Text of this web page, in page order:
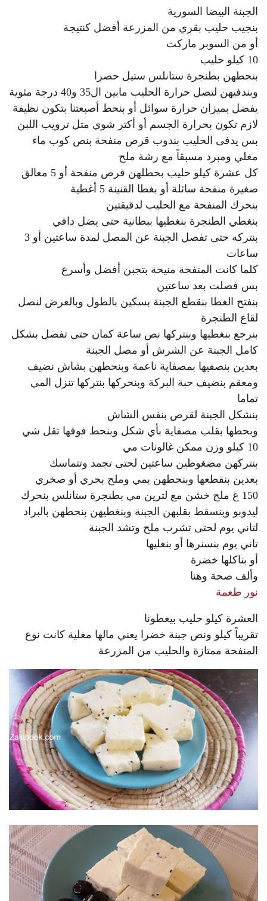
الجبنة البيضا السورية
بنجيب حليب بقري من المزرعة أفضل كنتيجة
أو من السوبر ماركت
10 كيلو حليب
بنحطهن بطنجرة ستانلس ستيل حصرا
وبندفيهن لتصل حرارة الحليب مابين ال35 و40 درجة مئوية
يفضل بميزان حرارة سوائل أو بنحط أصبعتنا بتكون نظيفة
لازم تكون بحرارة الجسم أو أكتر شوي متل ترويب اللبن
بس يدفى الحليب بندوب قرص منفحة بنص كوب ماء
مغلي ومبرد مسبقاً مع رشة ملح
كل عشرة كيلو حليب بحطلهن قرص منفحة أو 5 معالق
صغيرة منفحة سائلة أو بغطا القنينة 5 أغطية
بنحرك المنفحة مع الحليب لدقيقتين
بنغطي الطنجرة بنغطيها ببطانية حتى يضل دافي
بنتركه حتى تفصل الجبنة عن المصل لمدة ساعتين أو 3
ساعات
كلما كانت المنفحة منيحة بتجبن أفضل وأسرع
بس فصلت بعد ساعتين
بنفتح الغطا بنقطع الجبنة بسكين بالطول وبالعرض لنصل
لقاع الطنجرة
بنرجع بنغطيها وبنتركها نص ساعة كمان حتى تفصل بشكل
كامل الجبنة عن الشرش أو مصل الجبنة
بعدين بنصفيها بمصفاية ناعمة وبنحطهن بشاش نضيف
ومعقم بنضيف حبة البركة وبنحركها بنتركها تنزل المي
تماما
بنشكل الجبنة لقرص بنفس الشاش
وبحطها بقلب مصفاية بأي شكل وبنحط فوقها تقل شي
10 كيلو وزن ممكن غالونات مي
بنتركهن مضغوطين ساعتين لحتى تجمد وتتماسك
بعدين بنقطعها وبنحطهن بمي وملح بحري أو صخري
150 غ ملح خشن مع لترين مي بطنجرة ستانلس بنحرك
ليدوبو وبنسقط بقلبهن الجبنة وبنغطيهن بنحطهن بالبراد
لتاني يوم لحتى تشرب ملح وتشد الجبنة
تاني يوم بنسنرها أو بنغليها
أو بناكلها خضرة
وألف صحة وهنا
نور طعمة
العشرة كيلو حليب بيعطونا
تقريباً كيلو ونص جبنة خضرا يعني مالها مغلية كانت نوع
المنفحة ممتازة والحليب من المزرعة